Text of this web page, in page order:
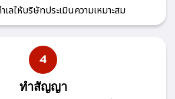
เลให้บริษัทประเมินความเหมาะสม
ทำสัญญา